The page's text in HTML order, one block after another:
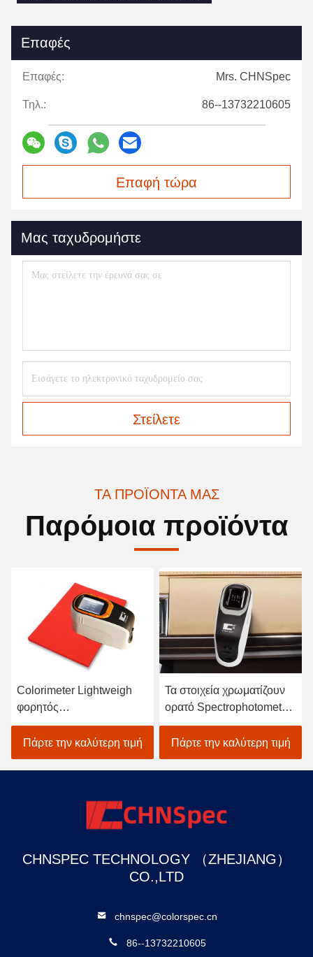
Επαφές
Επαφές: Mrs. CHNSpec
Τηλ.: 86--13732210605
Επαφή τώρα
Μας ταχυδρομήστε
Στείλετε
ΤΑ ΠΡΟΪΌΝΤΑ ΜΑΣ
Παρόμοια προϊόντα
Colorimeter Lightweigh
φορητός
Spectrophotometer
ατομικός ανιχνευτής
χρωμάτων αυτοκινήτων
Πάρτε την καλύτερη τιμή
Τα στοιχεία χρωματίζουν
ορατό Spectrophotometer
για υφαντικό χρωματικής
προσαρμογής στο Μαύρο
Πάρτε την καλύτερη τιμή
CHNSPEC TECHNOLOGY （ZHEJIANG）
CO.,LTD
chnspec@colorspec.cn
86--13732210605